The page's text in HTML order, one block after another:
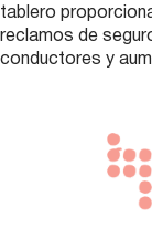
tablero
reclamos de
conductores y